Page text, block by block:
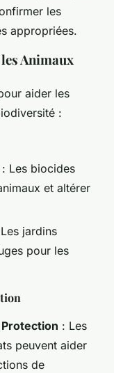
les
appropriées.
Animaux
aider les
:
: Les biocides
et altérer
jardins
pour les
: Les
peuvent aider
de